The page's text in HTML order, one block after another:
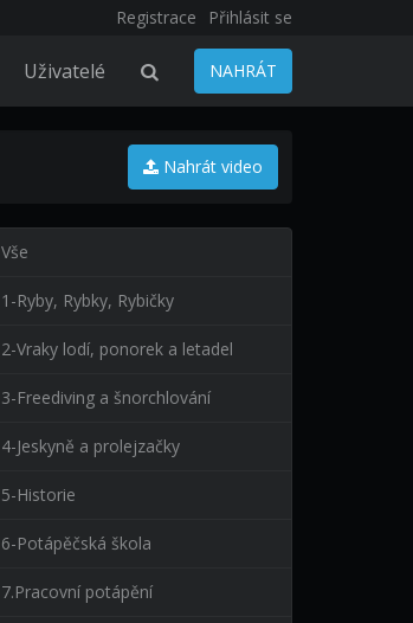
Registrace Přihlásit se
Uživatelé NAHRÁT
Nahrát video
Vše
1-Ryby, Rybky, Rybičky
2-Vraky lodí, ponorek a letadel
3-Freediving a šnorchlování
4-Jeskyně a prolejzačky
5-Historie
6-Potápěčská škola
7.Pracovní potápění